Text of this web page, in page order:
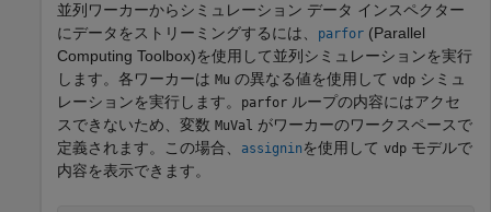
並列ワーカーからシミュレーション データ インスペクター
にデータをストリーミングするには、
parfor (Parallel
Computing Toolbox)を使用して並列シミュレーションを実行
します。各ワーカーは Mu の異なる値を使用して vdp シミュ
レーションを実行します。
parfor ループの内容にはアクセ
スできないため、変数 MuVal がワーカーのワークスペースで
定義されます。この場合、
assignin を使用して vdp モデルで
内容を表示できます。